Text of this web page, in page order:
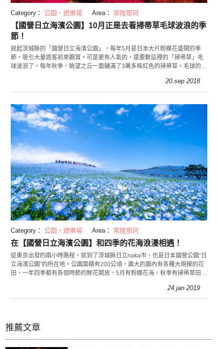
Category： 公園・遊樂場 Area： 常陸那珂
【國營日立海濱公園】10月正是去看掃帚草毛球波浪的季
節！
說起茨城縣的「國營日立海濱公園」，每年5月是日本大片粉蝶花盛開的季
節，吸引大量遊客前來觀賞。可是更有人氣的，還要數這裡的「掃帚草」毛
球波浪了。每年秋季，眺望之丘一面鋪滿了3萬多株紅色的掃帚草。毛球的外
20.sep 2018
Category： 公園・遊樂場 Area： 常陸那珂
在【國營日立海濱公園】和四季的花海浪漫相遇！
從東京出發約兩小時路程，就到了茨城縣日立naka市，也是日本國營公園“日
立海濱公園”的所在地。公園面積有200公頃，廣大的園內有各種大規模的花
田，一年四季都有各個時節的鮮花開放，5月有粉蝶花海，秋季有掃帚草田，
24.jan 2019
推薦文章